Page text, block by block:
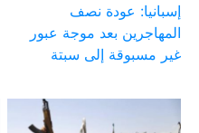
إسبانيا: عودة نصف
المهاجرين بعد موجة عبور
غير مسبوقة إلى سبتة